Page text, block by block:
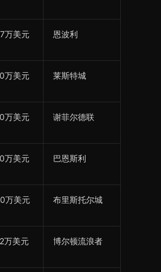
万美元 恩波利
万美元 莱斯特城
万美元 谢菲尔德联
万美元 巴恩斯利
万美元 布里斯托尔城
万美元 博尔顿流浪者